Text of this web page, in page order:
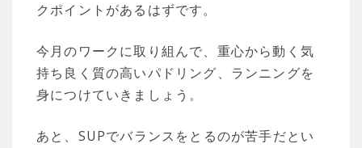
クポイントがあるはずです。
今月のワークに取り組んで、重心から動く気
持ち良く質の高いパドリング、ランニングを
身につけていきましょう。
あと、SUPでバランスをとるのが苦手だとい